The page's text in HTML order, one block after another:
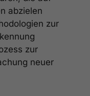
abzielen
zur
zur
neuer